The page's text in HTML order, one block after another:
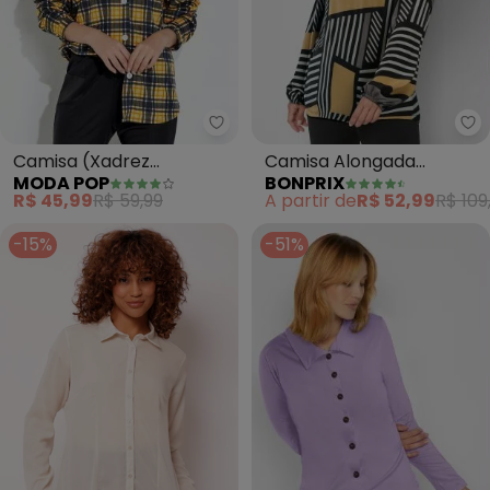
Moda Pop - Camisa (Xadrez
Camisa (Xadrez
Amarelo) com Botões e
Mangas Longas
MODA POP
R$ 45,99R$ 59,99
Camisa Alongada
(Abstrato Preto)
BONPRIX
A partir deR$ 52,99R$
-15%
-51%